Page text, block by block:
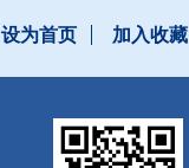
设为首页 加入收藏